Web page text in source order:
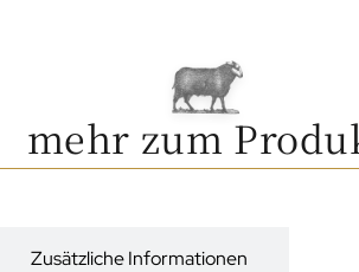
mehr zum
Zusätzliche Informationen